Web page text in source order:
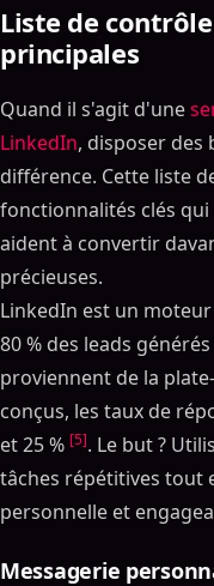
Liste de
principales
Quand il s'agit d'une
LinkedIn, disposer des
différence. Cette liste
fonctionnalités clés
aident à convertir
précieuses.
LinkedIn est un
80 % des leads
proviennent de la
conçus, les taux de
et 25 % [5]. Le but ?
tâches répétitives tout
personnelle et
Messagerie